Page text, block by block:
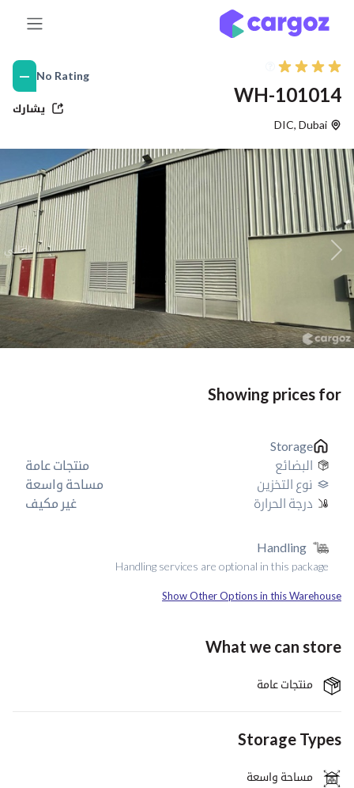
تخطي للذهاب إلى المحتوى
WH-101014
DIC, Dubai
No Rating
—
يشارك
Previous التالي
Showing prices for
Storage
البضائع
منتجات عامة
نوع التخزين
مساحة واسعة
درجة الحرارة
غير مكيف
Handling
Handling services are optional in this package
Show Other Options in this Warehouse
What we can store
منتجات عامة
Storage Types
مساحة واسعة